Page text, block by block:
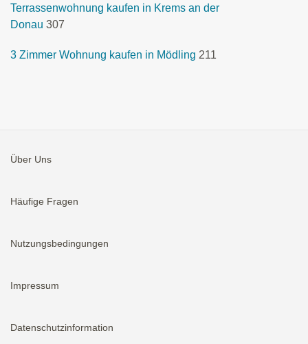
Terrassenwohnung kaufen in Krems an der
Donau 307
3 Zimmer Wohnung kaufen in Mödling 211
Über Uns
Häufige Fragen
Nutzungsbedingungen
Impressum
Datenschutzinformation